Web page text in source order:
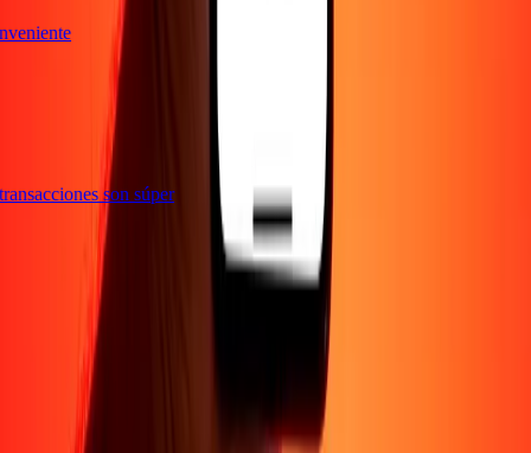
son súper
Blog Corporativo